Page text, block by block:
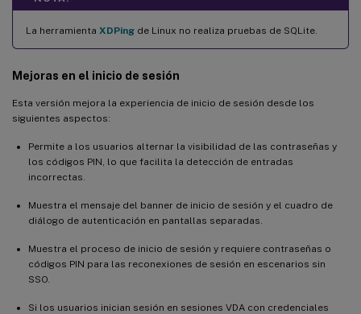
La herramienta XDPing de Linux no realiza pruebas de SQLite.
Mejoras en el inicio de sesión
Esta versión mejora la experiencia de inicio de sesión desde los
siguientes aspectos:
Permite a los usuarios alternar la visibilidad de las contraseñas y
los códigos PIN, lo que facilita la detección de entradas
incorrectas.
Muestra el mensaje del banner de inicio de sesión y el cuadro de
diálogo de autenticación en pantallas separadas.
Muestra el proceso de inicio de sesión y requiere contraseñas o
códigos PIN para las reconexiones de sesión en escenarios sin
SSO.
Si los usuarios inician sesión en sesiones VDA con credenciales
Asistencia para RHEL 8.2
Asistencia para la redirección de contenido del explorador
Asistencia para marcas de agua de sesión
Asistencia para VDA de Linux no unidos a un dominio en Citrix
Política disponible para configurar la sincronización dinámica
usuario IME del cliente
Se muestra un mensaje al abrir una sesión de escritorio adicional